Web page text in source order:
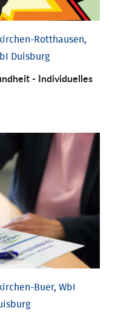
Rotthausen,
Duisburg
- Individu­elles
Buer, WbI